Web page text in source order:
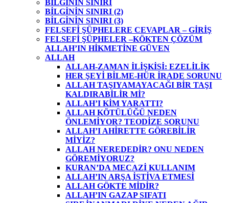
BİLGİNİN SINIRI
BİLGİNİN SINIRI (2)
BİLGİNİN SINIRI (3)
FELSEFİ ŞÜPHELERE CEVAPLAR – GİRİŞ
FELSEFİ ŞÜPHELER –KÖKTEN ÇÖZÜM
ALLAH’IN HİKMETİNE GÜVEN
ALLAH
ALLAH-ZAMAN İLİŞKİSİ: EZELİLİK
HER ŞEYİ BİLME-HÜR İRADE SORUNU
ALLAH TAŞIYAMAYACAĞI BİR TAŞI
KALDIRABİLİR Mİ?
ALLAH’I KİM YARATTI?
ALLAH KÖTÜLÜĞÜ NEDEN
ÖNLEMİYOR? TEODİZE SORUNU
ALLAH’I AHİRETTE GÖREBİLİR
MİYİZ?
ALLAH NEREDEDİR? ONU NEDEN
GÖREMİYORUZ?
KURAN’DA MECAZİ KULLANIM
ALLAH’IN ARŞA İSTİVA ETMESİ
ALLAH GÖKTE MİDİR?
ALLAH’IN GAZAP SIFATI